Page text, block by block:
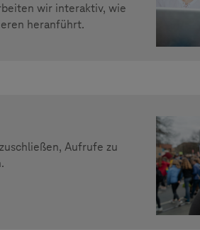
wir interaktiv, wie
heranführt.
Aufrufe zu